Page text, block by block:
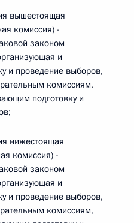
вышестоящая
комиссия) -
законом
и
и проведение выборов,
комиссиям,
подготовку и
нижестоящая
комиссия) -
законом
и
и проведение выборов,
комиссиям,